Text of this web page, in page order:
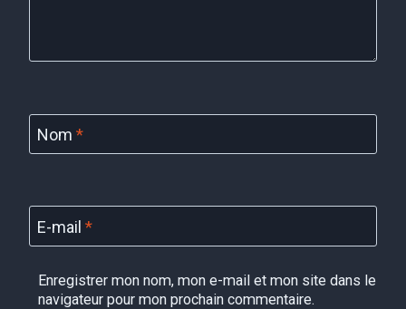
Nom *
E-mail *
Enregistrer mon nom, mon e-mail et mon site dans le
navigateur pour mon prochain commentaire.